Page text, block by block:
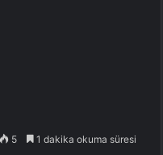
5 1 dakika okuma süresi